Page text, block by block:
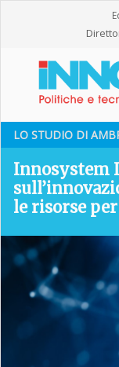
LO STUDIO DI
Innosystem
le risorse